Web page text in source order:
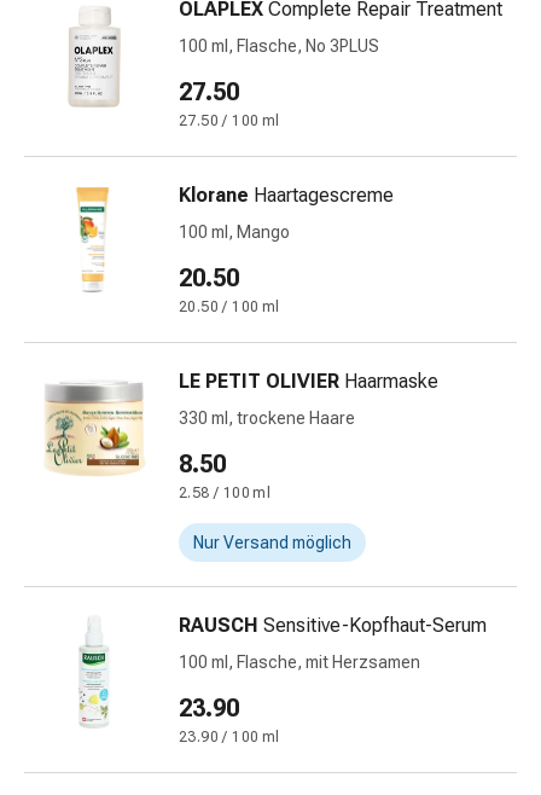
Haut
Fieberblasen
Naturmittel
Bachblütentherapie
Pflanzenknospen
Phytotherapie
Schüssler-
Salz
Anthroposophika
Harnwegsbeschwerden
Prostata
Blasenbeschwerden
Schmerzen
OLAPLEX Complete Repair Treatment
100 ml, Flasche, No 3PLUS
27.50
27.50 / 100 ml
Klorane Haartagescreme
100 ml, Mango
20.50
20.50 / 100 ml
LE PETIT OLIVIER Haarmaske
330 ml, trockene Haare
8.50
2.58 / 100 ml
Nur Versand möglich
RAUSCH Sensitive-Kopfhaut-Serum
100 ml, Flasche, mit Herzsamen
23.90
23.90 / 100 ml